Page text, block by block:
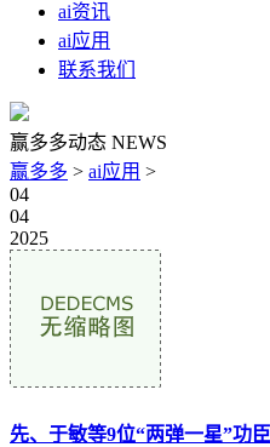
ai资讯
ai应用
联系我们
赢多多动态 NEWS
赢多多 > ai应用 >
04
04
2025
先、于敏等9位“两弹一星”功